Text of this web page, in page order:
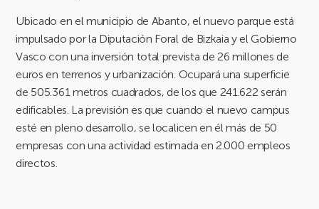
Ubicado en el municipio de Abanto, el nuevo parque está
impulsado por la Diputación Foral de Bizkaia y el Gobierno
Vasco con una inversión total prevista de 26 millones de
euros en terrenos y urbanización. Ocupará una superficie
de 505.361 metros cuadrados, de los que 241.622 serán
edificables. La previsión es que cuando el nuevo campus
esté en pleno desarrollo, se localicen en él más de 50
empresas con una actividad estimada en 2.000 empleos
directos.